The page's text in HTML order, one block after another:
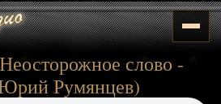
слово -
Румянцев)